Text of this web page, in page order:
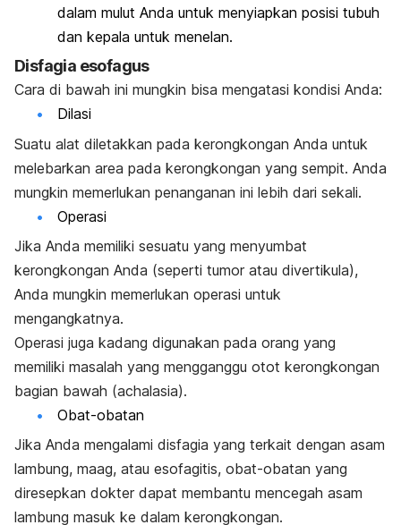
dalam mulut Anda untuk menyiapkan posisi tubuh
dan kepala untuk menelan.
Disfagia esofagus
Cara di bawah ini mungkin bisa mengatasi kondisi Anda:
Dilasi
Suatu alat diletakkan pada kerongkongan Anda untuk
melebarkan area pada kerongkongan yang sempit. Anda
mungkin memerlukan penanganan ini lebih dari sekali.
Operasi
Jika Anda memiliki sesuatu yang menyumbat
kerongkongan Anda (seperti tumor atau divertikula),
Anda mungkin memerlukan operasi untuk
mengangkatnya.
Operasi juga kadang digunakan pada orang yang
memiliki masalah yang mengganggu otot kerongkongan
bagian bawah (achalasia).
Obat-obatan
Jika Anda mengalami disfagia yang terkait dengan asam
lambung, maag, atau esofagitis, obat-obatan yang
diresepkan dokter dapat membantu mencegah asam
lambung masuk ke dalam kerongkongan.